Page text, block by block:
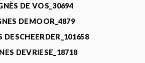
DE VOS_30694
DEMOOR_4879
DESCHEERDER_101658
DEVRIESE_18718